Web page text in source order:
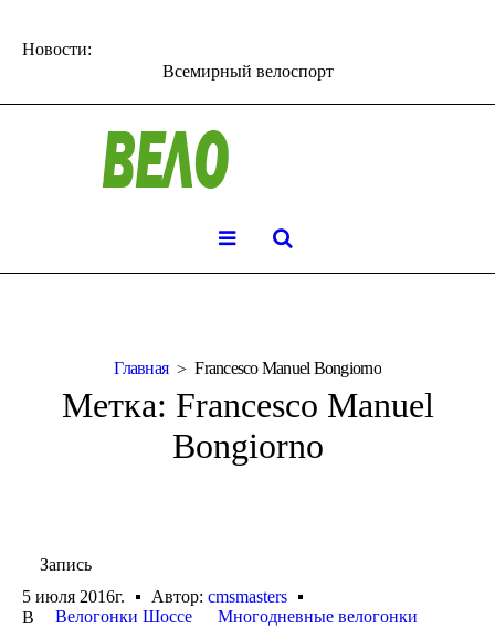
Новости:
Всемирный велоспорт
Главная Francesco Manuel Bongiorno
Метка: Francesco Manuel
Bongiorno
Запись
5 июля 2016г.
Автор: cmsmasters
В
Велогонки Шоссе
Многодневные велогонки